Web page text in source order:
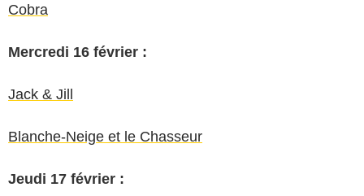
Cobra
Mercredi 16 février :
Jack & Jill
Blanche-Neige et le Chasseur
Jeudi 17 février :